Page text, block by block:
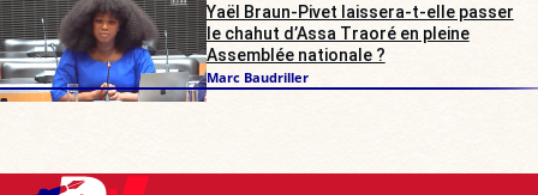
Yaël Braun-Pivet laissera-t-elle passer
le chahut d’Assa Traoré en pleine
Assemblée nationale ?
Marc Baudriller